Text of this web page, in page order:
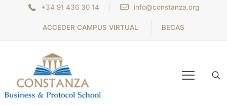
+34 91 436 30 14 info@constanza.org
ACCEDER CAMPUS VIRTUAL BECAS